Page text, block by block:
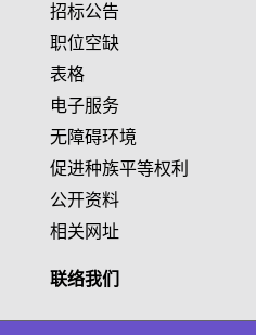
招标公告
职位空缺
表格
电子服务
无障碍环境
促进种族平等权利
公开资料
相关网址
联络我们